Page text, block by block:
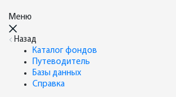
Меню
Назад
Каталог фондов
Путеводитель
Базы данных
Справка